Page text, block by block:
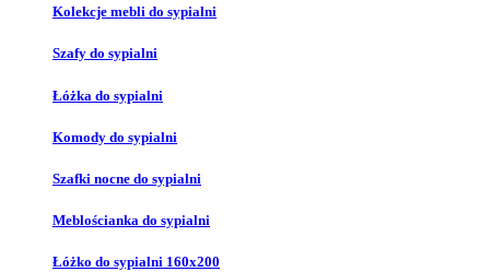
Kolekcje mebli do sypialni
Szafy do sypialni
Łóżka do sypialni
Komody do sypialni
Szafki nocne do sypialni
Meblościanka do sypialni
Łóżko do sypialni 160x200